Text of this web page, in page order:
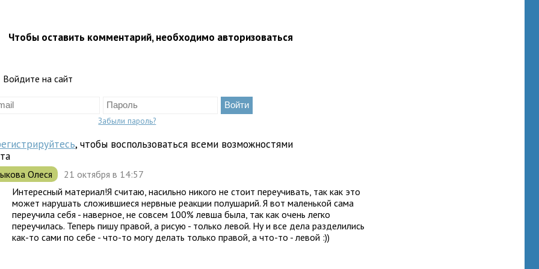
Чтобы оставить комментарий, необходимо авторизоваться
Войдите на сайт
Забыли пароль?
, чтобы воспользоваться всеми возможностями
Олеся
21 октября в 14:57
Интересный материал!Я считаю, насильно никого не стоит переучивать, так как это
может нарушать сложившиеся нервные реакции полушарий. Я вот маленькой сама
переучила себя - наверное, не совсем 100% левша была, так как очень легко
переучилась. Теперь пишу правой, а рисую - только левой. Ну и все дела разделились
как-то сами по себе - что-то могу делать только правой, а что-то - левой :))